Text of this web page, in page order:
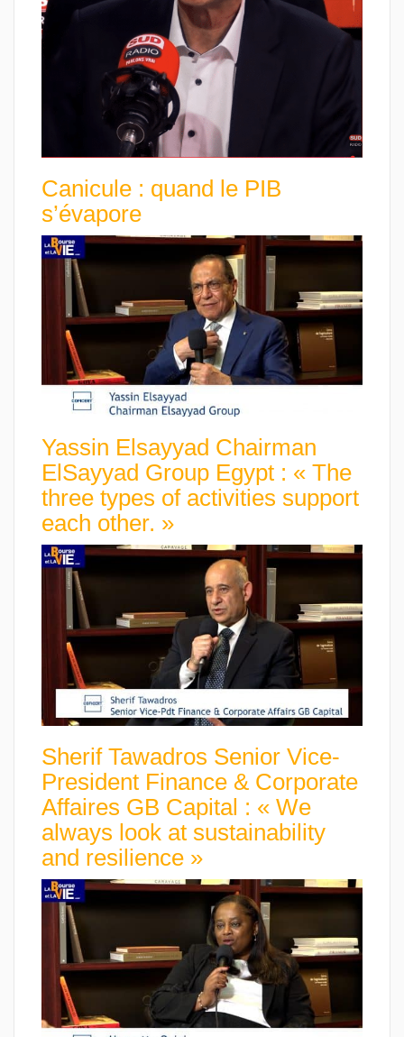
Canicule : quand le PIB
s’évapore
Yassin Elsayyad Chairman
ElSayyad Group Egypt : « The
three types of activities support
each other. »
Sherif Tawadros Senior Vice-
President Finance & Corporate
Affaires GB Capital : « We
always look at sustainability
and resilience »